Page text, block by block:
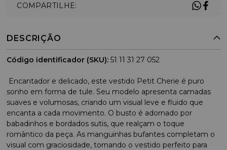
COMPARTILHE:
DESCRIÇÃO
Código identificador (SKU): 51 11 31 27 052
Encantador e delicado, este vestido Petit Cherie é puro
sonho em forma de tule. Seu modelo apresenta camadas
suaves e volumosas, criando um visual leve e fluido que
encanta a cada movimento. O busto é adornado por
babadinhos e bordados sutis, que realçam o toque
romântico da peça. As manguinhas bufantes completam o
visual com graciosidade, tornando o vestido perfeito para